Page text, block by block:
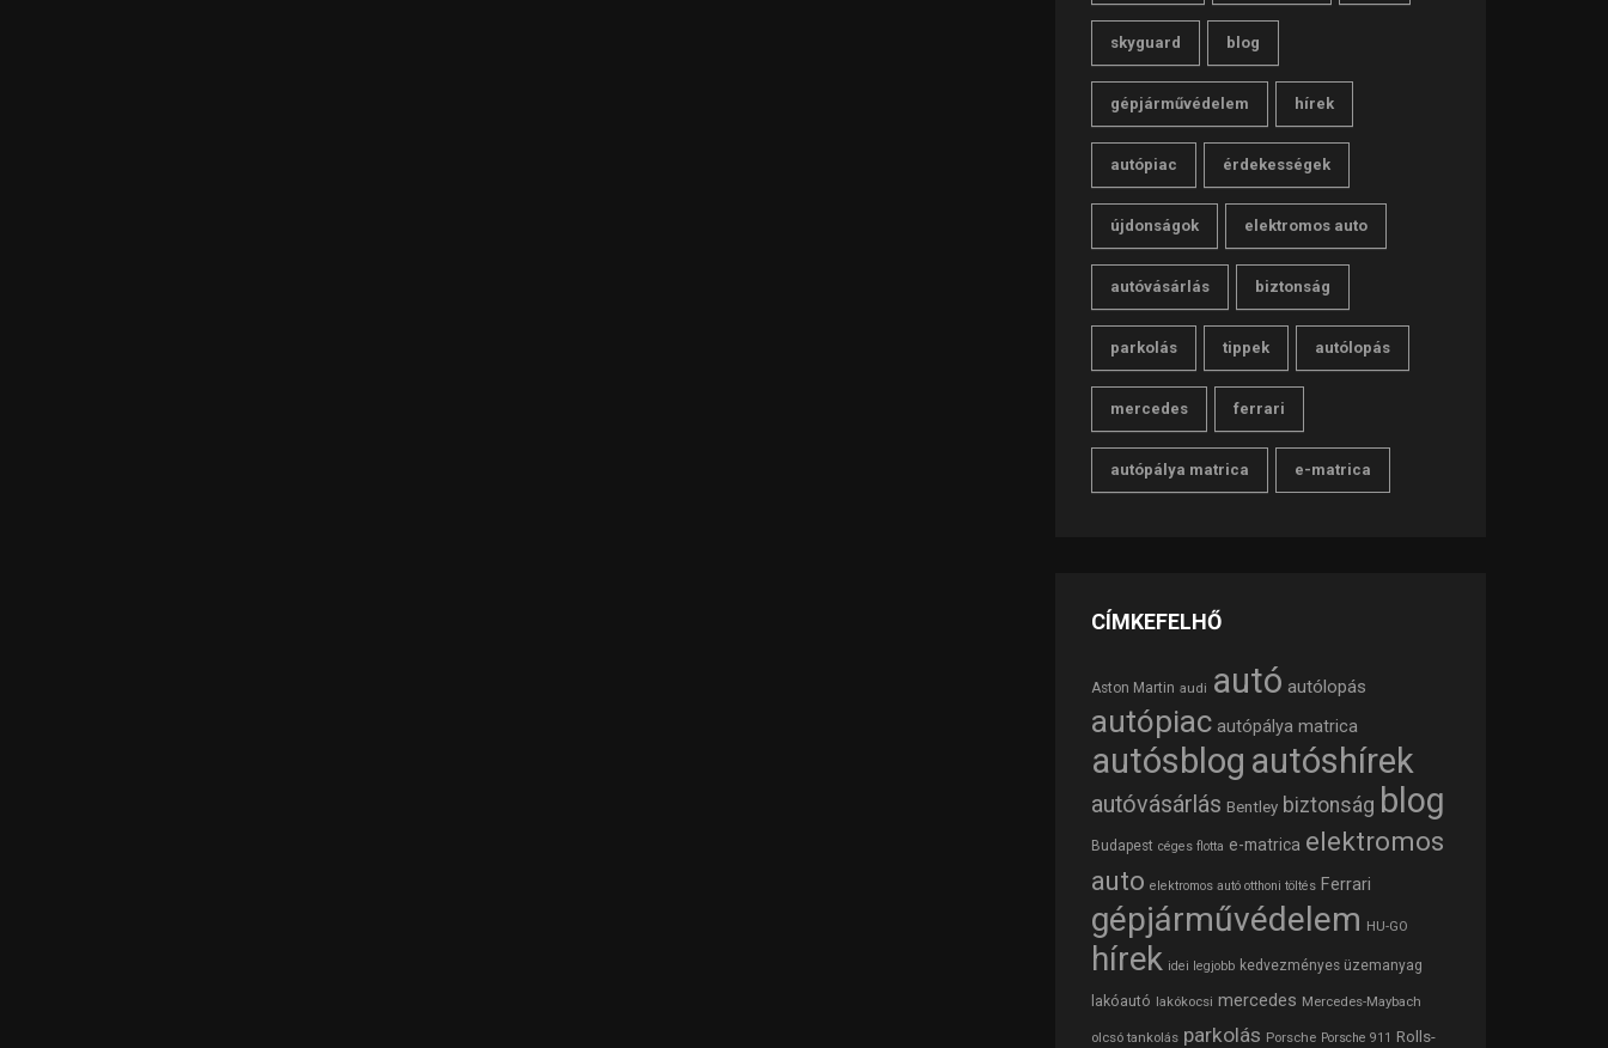
skyguard blog
gépjárművédelem hírek
autópiac érdekességek
újdonságok elektromos auto
autóvásárlás biztonság
parkolás tippek autólopás
mercedes ferrari
autópálya matrica e-matrica
CÍMKEFELHŐ
Aston Martin audi autó autólopás
autópiac autópálya matrica
autósblog autóshírek
autóvásárlás Bentley biztonság blog
Budapest céges flotta e-matrica elektromos
auto elektromos autó otthoni töltés Ferrari
gépjárművédelem HU-GO
hírek idei legjobb kedvezményes üzemanyag
lakóautó lakókocsi mercedes Mercedes-Maybach
olcsó tankolás parkolás Porsche Porsche 911 Rolls-